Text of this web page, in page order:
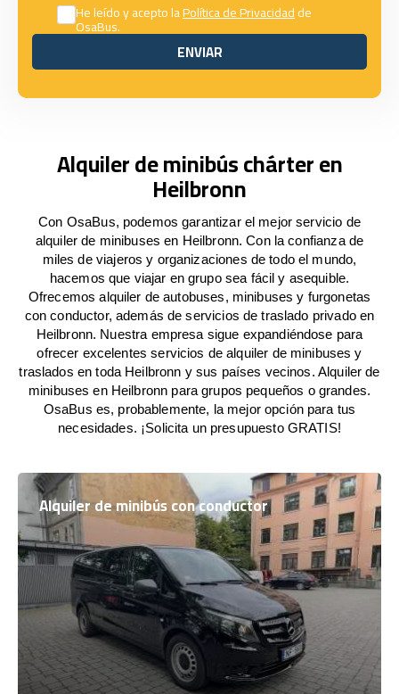
He leído y acepto laPolítica de Privacidadde
OsaBus.
ENVIAR
ENVIAR
Alquiler de minibús chárter en
Heilbronn
Con OsaBus, podemos garantizar el mejor servicio de
alquiler de minibuses en Heilbronn. Con la confianza de
miles de viajeros y organizaciones de todo el mundo,
hacemos que viajar en grupo sea fácil y asequible.
Ofrecemos alquiler de autobuses, minibuses y furgonetas
con conductor, además de servicios de traslado privado en
Heilbronn. Nuestra empresa sigue expandiéndose para
ofrecer excelentes servicios de alquiler de minibuses y
traslados en toda Heilbronn y sus países vecinos. Alquiler de
minibuses en Heilbronn para grupos pequeños o grandes.
OsaBus es, probablemente, la mejor opción para tus
necesidades. ¡Solicita un presupuesto GRATIS!
Alquiler de minibús con conductor